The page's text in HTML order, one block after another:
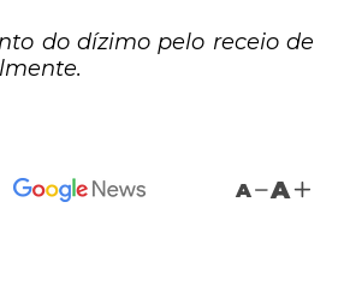
do dízimo pelo receio de
A A